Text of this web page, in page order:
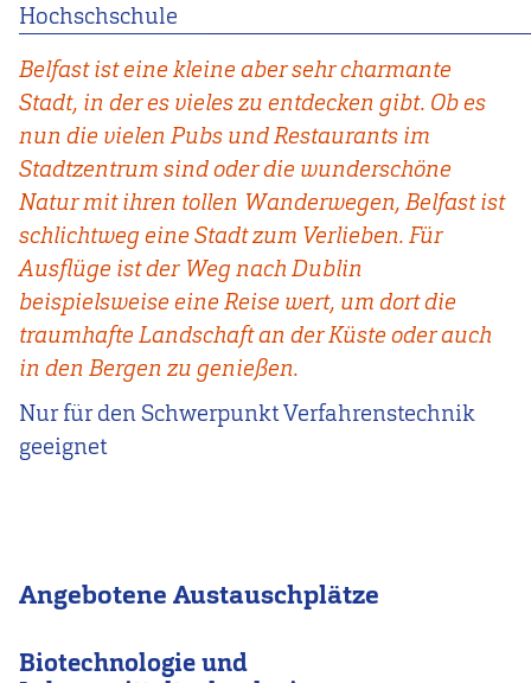
Hochschschule
Belfast ist eine kleine aber sehr charmante
Stadt, in der es vieles zu entdecken gibt. Ob es
nun die vielen Pubs und Restaurants im
Stadtzentrum sind oder die wunderschöne
Natur mit ihren tollen Wanderwegen, Belfast ist
schlichtweg eine Stadt zum Verlieben. Für
Ausflüge ist der Weg nach Dublin
beispielsweise eine Reise wert, um dort die
traumhafte Landschaft an der Küste oder auch
in den Bergen zu genießen.
Nur für den Schwerpunkt Verfahrenstechnik
geeignet
Angebotene Austauschplätze
Biotechnologie und